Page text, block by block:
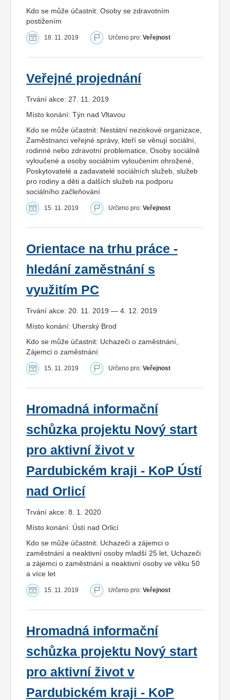
Kdo se může účastnit: Osoby se zdravotním
postižením
18. 11. 2019 Určeno pro: Veřejnost
Veřejné projednání
Trvání akce: 27. 11. 2019
Místo konání: Týn nad Vltavou
Kdo se může účastnit: Nestátní neziskové organizace,
Zaměstnanci veřejné správy, kteří se věnují sociální,
rodinné nebo zdravotní problematice, Osoby sociálně
vyloučené a osoby sociálním vyloučením ohrožené,
Poskytovatelé a zadavatelé sociálních služeb, služeb
pro rodiny a děti a dalších služeb na podporu
sociálního začleňování
15. 11. 2019 Určeno pro: Veřejnost
Orientace na trhu práce -
hledání zaměstnání s
využitím PC
Trvání akce: 20. 11. 2019 — 4. 12. 2019
Místo konání: Uherský Brod
Kdo se může účastnit: Uchazeči o zaměstnání,
Zájemci o zaměstnání
15. 11. 2019 Určeno pro: Veřejnost
Hromadná informační
schůzka projektu Nový start
pro aktivní život v
Pardubickém kraji - KoP Ústí
nad Orlicí
Trvání akce: 8. 1. 2020
Místo konání: Ústí nad Orlicí
Kdo se může účastnit: Uchazeči a zájemci o
zaměstnání a neaktivní osoby mladší 25 let, Uchazeči
a zájemci o zaměstnání a neaktivní osoby ve věku 50
a více let
15. 11. 2019 Určeno pro: Veřejnost
Hromadná informační
schůzka projektu Nový start
pro aktivní život v
Pardubickém kraji - KoP